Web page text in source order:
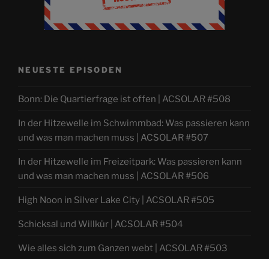
NEUESTE EPISODEN
Bonn: Die Quartierfrage ist offen | ACSOLAR #508
In der Hitzewelle im Schwimmbad: Was passieren kann
und was man machen muss | ACSOLAR #507
In der Hitzewelle im Freizeitpark: Was passieren kann
und was man machen muss | ACSOLAR #506
High Noon in Silver Lake City | ACSOLAR #505
Schicksal und Willkür | ACSOLAR #504
Wie alles sich zum Ganzen webt | ACSOLAR #503